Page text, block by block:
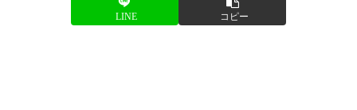
LINE コピー